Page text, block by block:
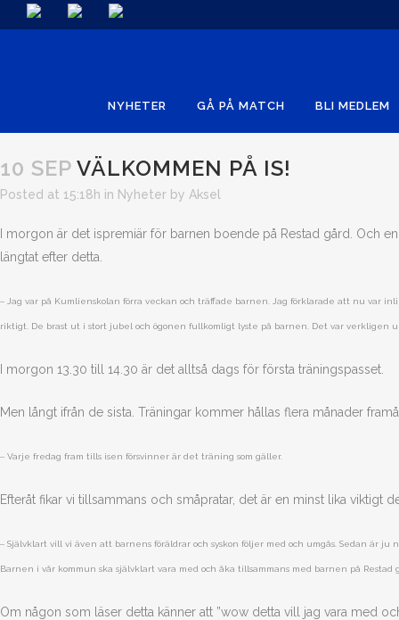
NYHETER GÅ PÅ MATCH BLI MEDLEM
10 SEP VÄLKOMMEN PÅ IS!
Posted at 15:18h in Nyheter by Aksel
I morgon är det ispremiär för barnen boende på Restad gård. Och
längtat efter detta.
– Jag var på Kumlienskolan förra veckan och träffade barnen. Jag förklarade att nu var
riktigt. De brast ut i stort jubel och ögonen fullkomligt lyste på barnen. Det var verkligen
I morgon 13.30 till 14.30 är det alltså dags för första träningspasset.
Men långt ifrån de sista. Träningar kommer hållas flera månader
– Varje fredag fram tills isen försvinner är det träning som gäller.
Efteråt fikar vi tillsammans och småpratar, det är en minst lika viktigt
– Självklart vill vi även att barnens föräldrar och syskon följer med och umgås. Sedan är
Barnen i vår kommun ska självklart vara med och åka tillsammans med barnen på
Om någon som läser detta känner att ”wow detta vill jag vara med